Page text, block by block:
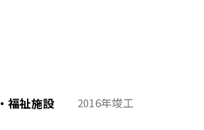
福祉施設 2016年竣工